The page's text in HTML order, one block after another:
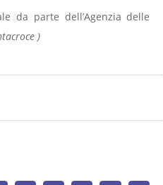
da parte dell’Agenzia delle
)